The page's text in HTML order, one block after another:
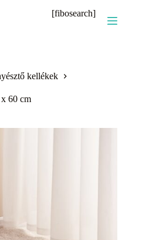
[fibosearch]
kellékek
60 cm